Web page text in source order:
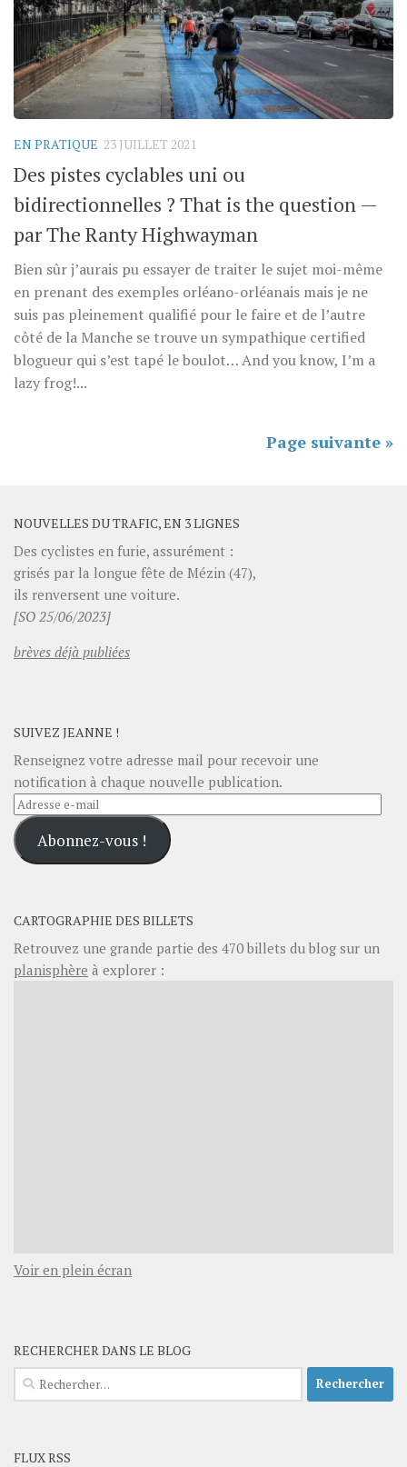
EN PRATIQUE 23 JUILLET 2021
Des pistes cyclables uni ou
bidirectionnelles ? That is the question —
par The Ranty Highwayman
Bien sûr j’aurais pu essayer de traiter le sujet moi-même
en prenant des exemples orléano-orléanais mais je ne
suis pas pleinement qualifié pour le faire et de l’autre
côté de la Manche se trouve un sympathique certified
blogueur qui s’est tapé le boulot… And you know, I’m a
lazy frog!...
Page suivante »
NOUVELLES DU TRAFIC, EN 3 LIGNES
Des cyclistes en furie, assurément :
grisés par la longue fête de Mézin (47),
ils renversent une voiture.
[SO 25/06/2023]
brèves déjà publiées
SUIVEZ JEANNE !
Renseignez votre adresse mail pour recevoir une
notification à chaque nouvelle publication.
Adresse
e-
mailAbonnez-vous !
CARTOGRAPHIE DES BILLETS
Retrouvez une grande partie des 470billets du blog sur un
planisphère à explorer :
Voir en plein écran
RECHERCHER DANS LE BLOG
Rechercher :
FLUX RSS